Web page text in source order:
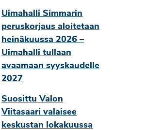
Uimahalli Simmarin
peruskorjaus aloitetaan
heinäkuussa 2026 –
Uimahalli tullaan
avaamaan syyskaudelle
2027
Suosittu Valon
Viitasaari valaisee
keskustan lokakuussa